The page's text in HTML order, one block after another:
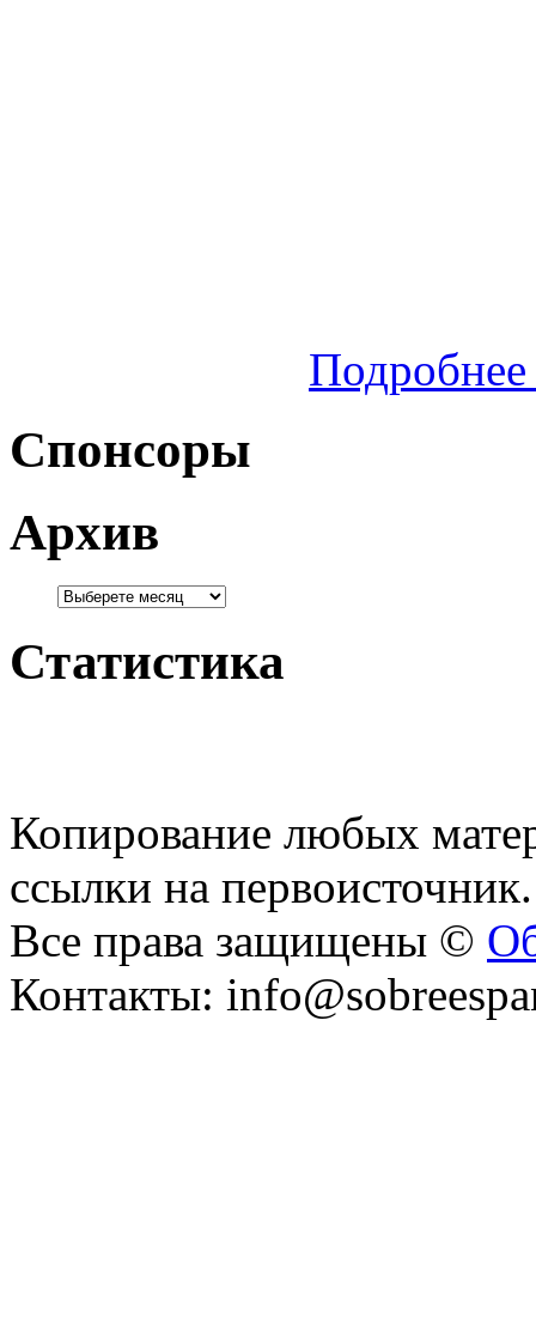
Спонсоры
Архив
Статистика
Копирование любых
ссылки на первоисточник.
Все права защищены ©
Контакты: